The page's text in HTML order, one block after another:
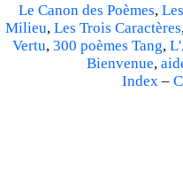
Le Canon des Poèmes,
Milieu, Les Trois Caractères
Vertu, 300 poèmes Tang,
Bienvenue,
Index–